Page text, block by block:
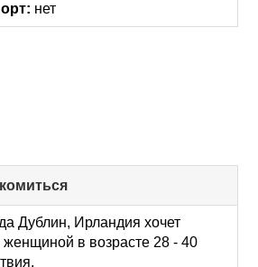
нет
to
collapse
contents
Дублин, Ирландия хочет
женщиной в возрасте 28 - 40